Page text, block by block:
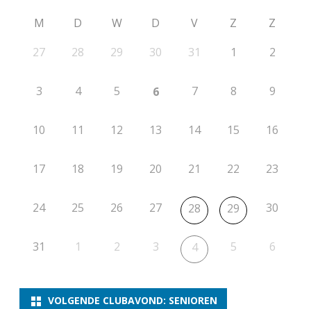
M D W D V Z
Z
27
28 29 30 31 1 2
3 4 5 6 7 8 9
10 11 12 13 14 15 16
17 18 19 20 21 22 23
24 25 26 27 28 29 30
31 1 2 3 4 5 6
VOLGENDE CLUBAVOND: SENIOREN